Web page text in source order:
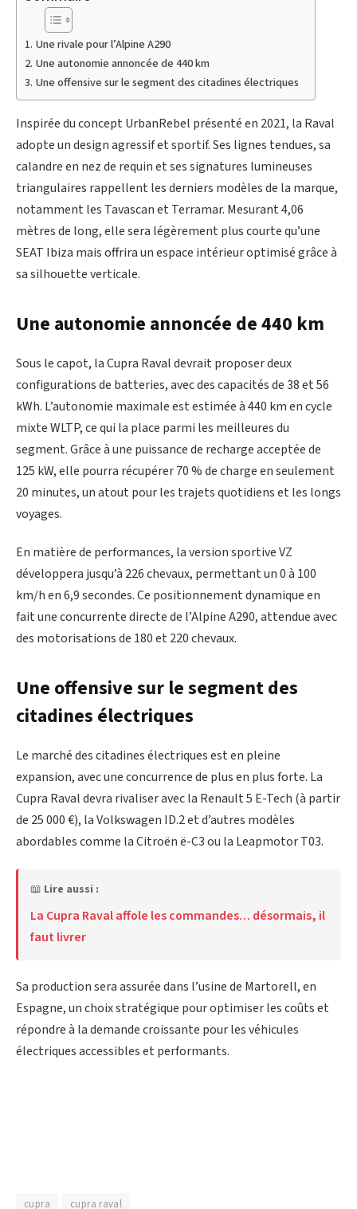
Une rivale pour l’Alpine A290
Une autonomie annoncée de 440 km
Une offensive sur le segment des citadines électriques
Inspirée du concept UrbanRebel présenté en 2021, la Raval
adopte un design agressif et sportif. Ses lignes tendues, sa
calandre en nez de requin et ses signatures lumineuses
triangulaires rappellent les derniers modèles de la marque,
notamment les Tavascan et Terramar. Mesurant 4,06
mètres de long, elle sera légèrement plus courte qu’une
SEAT Ibiza mais offrira un espace intérieur optimisé grâce à
sa silhouette verticale.
Une autonomie annoncée de 440 km
Sous le capot, la Cupra Raval devrait proposer deux
configurations de batteries, avec des capacités de 38 et 56
kWh. L’autonomie maximale est estimée à 440 km en cycle
mixte WLTP, ce qui la place parmi les meilleures du
segment. Grâce à une puissance de recharge acceptée de
125 kW, elle pourra récupérer 70 % de charge en seulement
20 minutes, un atout pour les trajets quotidiens et les longs
voyages.
En matière de performances, la version sportive VZ
développera jusqu’à 226 chevaux, permettant un 0 à 100
km/h en 6,9 secondes. Ce positionnement dynamique en
fait une concurrente directe de l’Alpine A290, attendue avec
des motorisations de 180 et 220 chevaux.
Une offensive sur le segment des
citadines électriques
Le marché des citadines électriques est en pleine
expansion, avec une concurrence de plus en plus forte. La
Cupra Raval devra rivaliser avec la Renault 5 E-Tech (à partir
de 25 000 €), la Volkswagen ID.2 et d’autres modèles
abordables comme la Citroën ë-C3 ou la Leapmotor T03.
📖 Lire aussi :
La Cupra Raval affole les commandes… désormais, il
faut livrer
Sa production sera assurée dans l’usine de Martorell, en
Espagne, un choix stratégique pour optimiser les coûts et
répondre à la demande croissante pour les véhicules
électriques accessibles et performants.
cupra cupra raval